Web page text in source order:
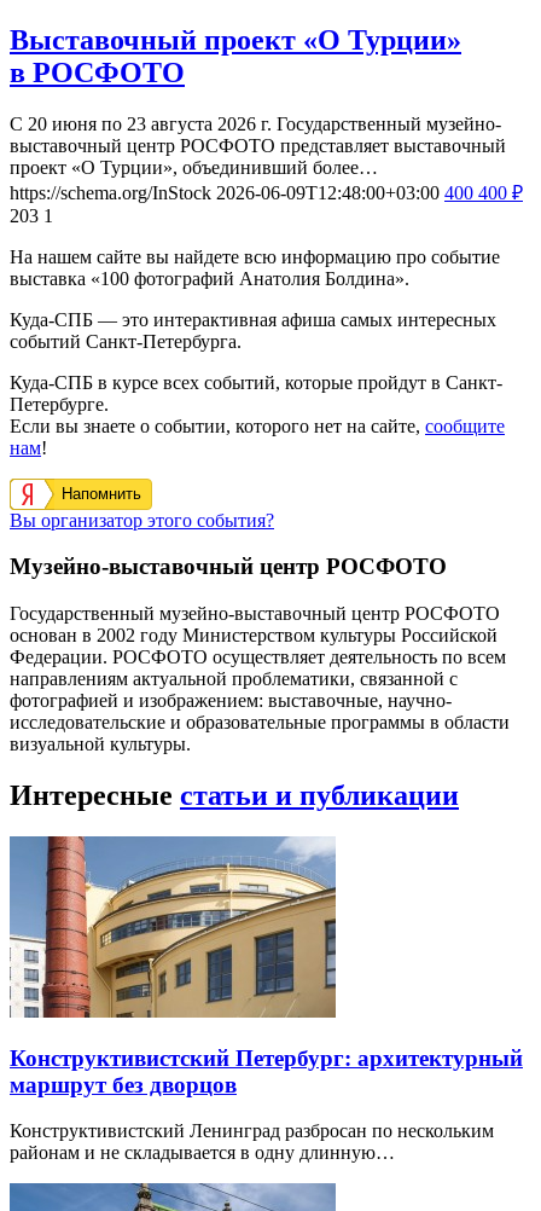
Выставочный проект «О Турции»
в РОСФОТО
С 20 июня по 23 августа 2026 г. Государственный музейно-
выставочный центр РОСФОТО представляет выставочный
проект «О Турции», объединивший более…
https://schema.org/InStock 2026-06-09T12:48:00+03:00 400 400 ₽
203 1
На нашем сайте вы найдете всю информацию про событие
выставка «100 фотографий Анатолия Болдина».
Куда-СПБ — это интерактивная афиша самых интересных
событий Санкт-Петербурга.
Куда-СПБ в курсе всех событий, которые пройдут в Санкт-
Петербурге.
Если вы знаете о событии, которого нет на сайте, сообщите
нам!
Напомнить
Вы организатор этого события?
Музейно-выставочный центр РОСФОТО
Государственный музейно-выставочный центр РОСФОТО
основан в 2002 году Министерством культуры Российской
Федерации. РОСФОТО осуществляет деятельность по всем
направлениям актуальной проблематики, связанной с
фотографией и изображением: выставочные, научно-
исследовательские и образовательные программы в области
визуальной культуры.
Интересные статьи и публикации
Конструктивистский Петербург: архитектурный
маршрут без дворцов
Конструктивистский Ленинград разбросан по нескольким
районам и не складывается в одну длинную…